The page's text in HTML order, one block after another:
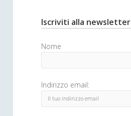
i
t
r
c
b
o
k
u
u
e
S
i
e
b
Iscriviti alla newsletter
Nome
Indirizzo email: